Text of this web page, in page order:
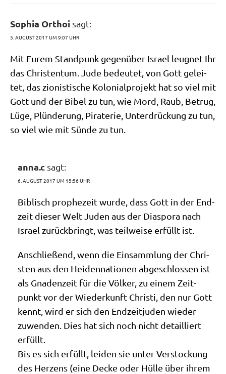
Sophia Orthoi sagt:
5. AUGUST 2017 UM 9:07 UHR
Mit Eurem Stand­punk gegen­über Isra­el leug­net Ihr
das Chri­sten­tum. Jude bedeu­tet, von Gott gelei­
tet, das zio­ni­sti­sche Kolo­ni­al­pro­jekt hat so viel mit
Gott und der Bibel zu tun, wie Mord, Raub, Betrug,
Lüge, Plün­de­rung, Pira­te­rie, Unter­drückung zu tun,
so viel wie mit Sün­de zu tun.
anna.c sagt:
6. AUGUST 2017 UM 15:56 UHR
Biblisch pro­phe­zeit wur­de, dass Gott in der End­
zeit die­ser Welt Juden aus der Dia­spo­ra nach
Isra­el zurück­bringt, was teil­wei­se erfüllt ist.
Anschlie­ßend, wenn die Ein­samm­lung der Chri­
sten aus den Hei­den­na­tio­nen abge­schlos­sen ist
als Gna­den­zeit für die Völ­ker, zu einem Zeit­
punkt vor der Wie­der­kunft Chri­sti, den nur Gott
kennt, wird er sich den End­zeit­ju­den wie­der
zuwen­den. Dies hat sich noch nicht detail­liert
erfüllt.
Bis es sich erfüllt, lei­den sie unter Ver­stockung
des Her­zens (eine Decke oder Hül­le über ihrem